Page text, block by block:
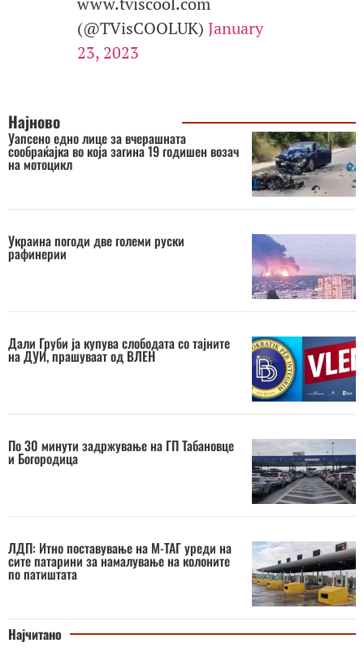
(@TVisCOOLUK) January
23, 2023
Најново
Уапсено едно лице за вчерашната
сообраќајка во која загина 19 годишен возач
на мотоцикл
Украина погоди две големи руски
рафинерии
Дали Груби ја купува слободата со тајните
на ДУИ, прашуваат од ВЛЕН
По 30 минути задржување на ГП Табановце
и Богородица
ЛДП: Итно поставување на М-ТАГ уреди на
сите патарини за намалување на колоните
по патиштата
Најчитано